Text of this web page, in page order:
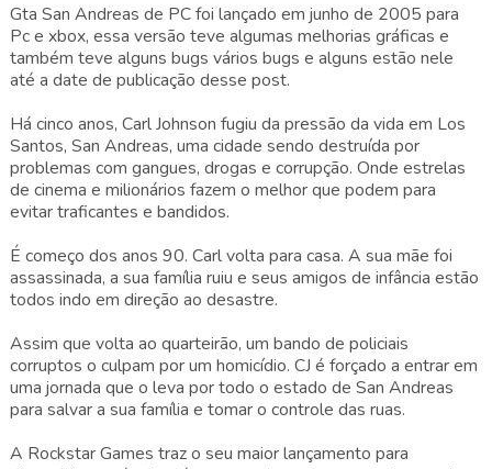
Gta San Andreas de PC foi lançado em junho de 2005 para
Pc e xbox, essa versão teve algumas melhorias gráficas e
também teve alguns bugs vários bugs e alguns estão nele
até a date de publicação desse post.
Há cinco anos, Carl Johnson fugiu da pressão da vida em Los
Santos, San Andreas, uma cidade sendo destruída por
problemas com gangues, drogas e corrupção. Onde estrelas
de cinema e milionários fazem o melhor que podem para
evitar traficantes e bandidos.
É começo dos anos 90. Carl volta para casa. A sua mãe foi
assassinada, a sua família ruiu e seus amigos de infância estão
todos indo em direção ao desastre.
Assim que volta ao quarteirão, um bando de policiais
corruptos o culpam por um homicídio. CJ é forçado a entrar em
uma jornada que o leva por todo o estado de San Andreas
para salvar a sua família e tomar o controle das ruas.
A Rockstar Games traz o seu maior lançamento para